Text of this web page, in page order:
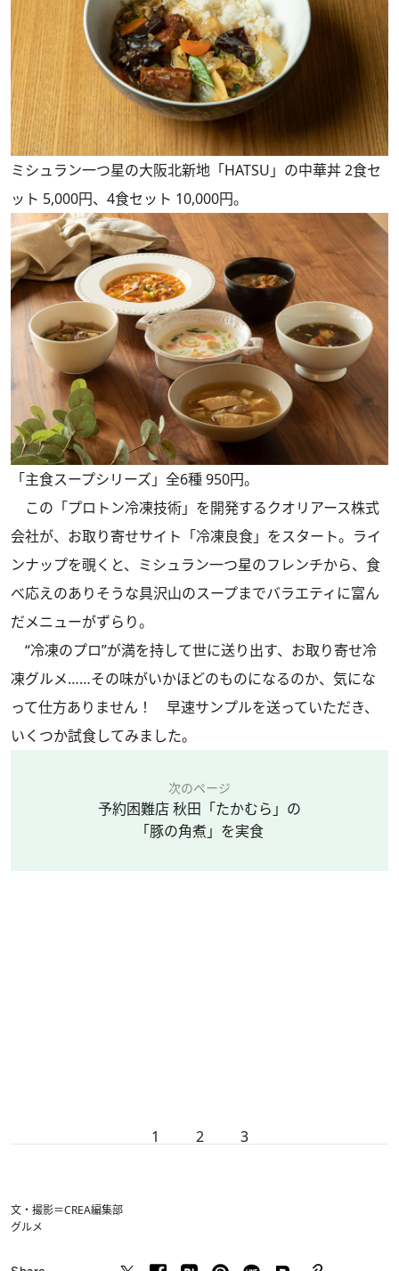
ミシュラン一つ星の大阪北新地「HATSU」の中華丼 2食セ
ット 5,000円、4食セット 10,000円。
「主食スープシリーズ」全6種 950円。
この「プロトン冷凍技術」を開発するクオリアース株式
会社が、お取り寄せサイト「冷凍良食」をスタート。ライ
ンナップを覗くと、ミシュラン一つ星のフレンチから、食
べ応えのありそうな具沢山のスープまでバラエティに富ん
だメニューがずらり。
“冷凍のプロ”が満を持して世に送り出す、お取り寄せ冷
凍グルメ……その味がいかほどのものになるのか、気にな
って仕方ありません！ 早速サンプルを送っていただき、
いくつか試食してみました。
次のページ
予約困難店 秋田「たかむら」の
「豚の角煮」を実食
1 2 3
文・撮影＝CREA編集部
グルメ